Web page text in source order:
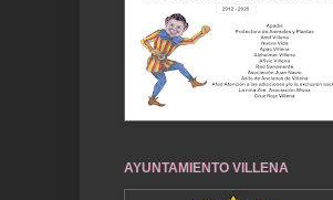
AYUNTAMIENTO VILLENA